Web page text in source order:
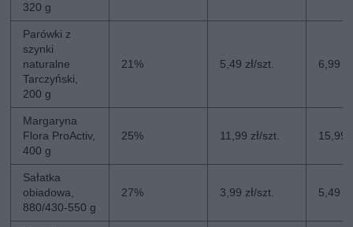
320 g
Parówki z
szynki
naturalne
Tarczyński,
200 g
21% 5,49 zł/szt. 6,99
Margaryna
Flora ProActiv,
400 g
25% 11,99 zł/szt. 15,99
Sałatka
obiadowa,
880/430-550 g
27% 3,99 zł/szt. 5,49